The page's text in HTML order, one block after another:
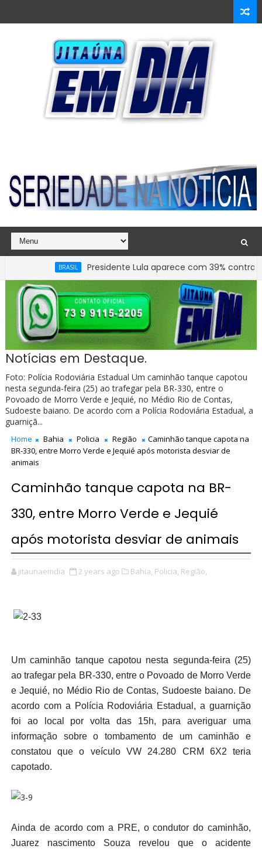
Presidente Lula aparece com 39% contra 30%
EDUCAÇÃO Prefeitura de Jitaúna entrega novo Grupo
Notícias em Destaque.
Foto: Polícia Rodoviária Estadual Um caminhão tanque capotou
nesta segunda-feira (25) ao trafegar pela BR-330, entre o
Povoado de Morro Verde e Jequié, no Médio Rio de Contas,
Sudoeste baiano. De acordo com a Polícia Rodoviária Estadual, a
guarniçã...
Home Bahia Policia Região
Caminhão tanque capota na
BR-330, entre Morro Verde e Jequié após motorista desviar de
animais
Caminhão tanque capota na BR-
330, entre Morro Verde e Jequié
após motorista desviar de animais
jitaunaemdia 2 years ago Bahia, Policia, Região,
Um caminhão tanque capotou nesta segunda-feira (25)
ao trafegar pela BR-330, entre o Povoado de Morro Verde
e Jequié, no Médio Rio de Contas, Sudoeste baiano. De
acordo com a Polícia Rodoviária Estadual, a guarnição
foi ao local por volta das 15h, para averiguar uma
informação sobre o tombamento de um caminhão e
constatou que o veículo VW 24.280 CRM 6X2 teria
capotado.
Ainda de acordo com a PRE, o condutor do caminhão,
Juarez nascimento Souza revelou que o acidente